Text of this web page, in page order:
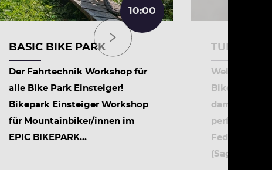
10:00
BASIC BIKE PARK
Der Fahrtechnik Workshop für
alle Bike Park Einsteiger!
Bikepark Einsteiger Workshop
für Mountainbiker/innen im
EPIC BIKEPARK...
TUNING
Wellness für
Bike! Hier
damit du mit
perfekte
Federgabel
(Sag)...